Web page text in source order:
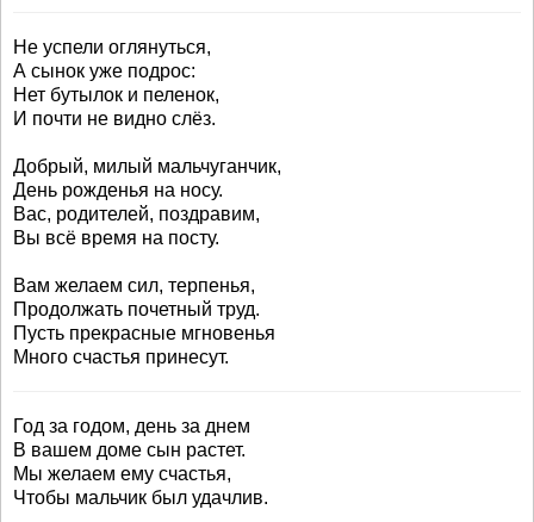
Не успели оглянуться,
А сынок уже подрос:
Нет бутылок и пеленок,
И почти не видно слёз.
Добрый, милый мальчуганчик,
День рожденья на носу.
Вас, родителей, поздравим,
Вы всё время на посту.
Вам желаем сил, терпенья,
Продолжать почетный труд.
Пусть прекрасные мгновенья
Много счастья принесут.
Год за годом, день за днем
В вашем доме сын растет.
Мы желаем ему счастья,
Чтобы мальчик был удачлив.